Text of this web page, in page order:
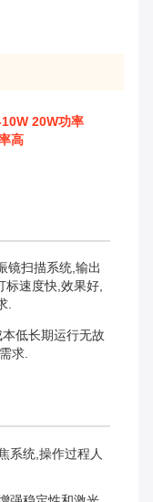
20W功率
高
镜扫描系统,输出
标速度快,效果好,
.
低长期运行无故
求.
系统,操作过程人